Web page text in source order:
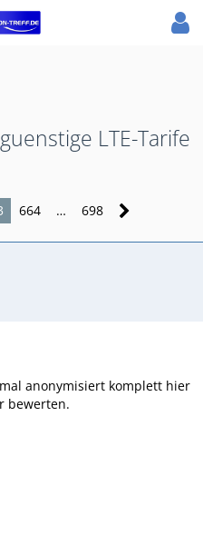
LTE-Tarife
664 … 698
anonymisiert komplett hier
bewerten.